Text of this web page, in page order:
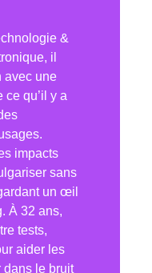
&
il
avec une
qu’il y a
impacts
sans
un œil
À 32 ans,
tests,
aider les
dans le bruit